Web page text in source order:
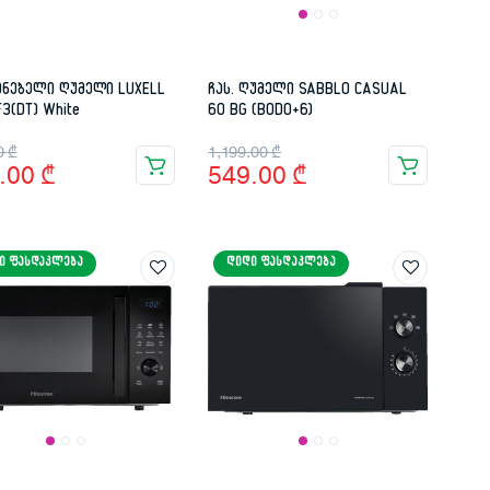
ღუმელი LUXELL
White
₾
₾.
₾
₾.
ჩას. ღუმელი SABBLO CASUAL
60 BG (BOD0+6)
1,199.00₾
Original
price
1,199.00 ₾.
549.00 ₾
Current
price
549.00 ₾.
ᲤᲐᲡᲓᲐᲙᲚᲔᲑᲐ ᲓᲘᲓᲘ ᲤᲐᲡᲓᲐᲙᲚᲔᲑᲐ